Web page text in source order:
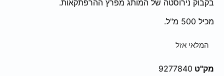
בקבוק נירוסטה של המותג מפרץ ההרפתקאות.
מכיל 500 מ"ל.
המלאי אזל
מק"ט 9277840